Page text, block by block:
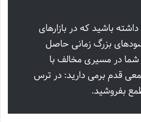
داشته باشید که در بازارهای
بزرگ زمانی حاصل
در مسیری مخالف با
قدم برمی دارید: در ترس
بفروشید.